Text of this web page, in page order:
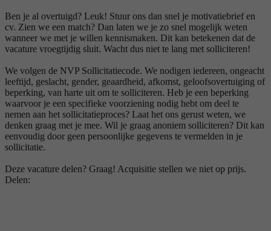
Ben je al overtuigd? Leuk! Stuur ons dan snel je motivatiebrief en
cv. Zien we een match? Dan laten we je zo snel mogelijk weten
wanneer we met je willen kennismaken. Dit kan betekenen dat de
vacature vroegtijdig sluit. Wacht dus niet te lang met solliciteren!
We volgen de NVP Sollicitatiecode. We nodigen iedereen, ongeacht
leeftijd, geslacht, gender, geaardheid, afkomst, geloofsovertuiging of
beperking, van harte uit om te solliciteren. Heb je een beperking
waarvoor je een specifieke voorziening nodig hebt om deel te
nemen aan het sollicitatieproces? Laat het ons gerust weten, we
denken graag met je mee. Wil je graag anoniem solliciteren? Dit kan
eenvoudig door geen persoonlijke gegevens te vermelden in je
sollicitatie.
Deze vacature delen? Graag! Acquisitie stellen we niet op prijs.
Delen: